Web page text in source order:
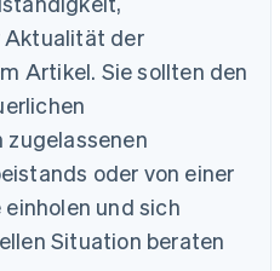
Aktualität der
Artikel. Sie sollten den
oder von einer
und sich
Situation beraten